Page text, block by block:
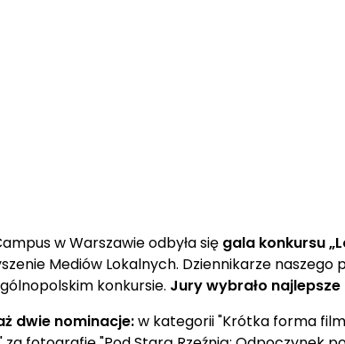
w Warszawie odbyła się gala konkursu
Mediów Lokalnych. Dziennikarze
konkursie. Jury wybrało
dwie nominacje:w kategorii "Krótka forma